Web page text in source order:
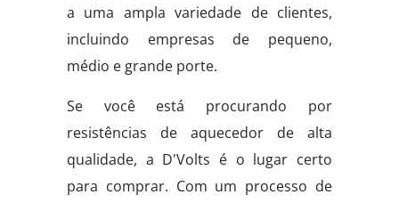
a uma ampla variedade de clientes,
incluindo empresas de pequeno,
médio e grande porte.
Se você está procurando por
resistências de aquecedor de alta
qualidade, a D'Volts é o lugar certo
para comprar. Com um processo de